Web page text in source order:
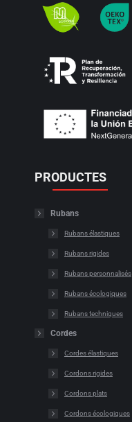
PRODUCTES
Rubans
Rubans élastiques
Rubans rigides
Rubans personnalisés
Rubans écologiques
Rubans techniques
Cordes
Cordes élastiques
Cordons rigides
Cordons plats
Cordons écologiques